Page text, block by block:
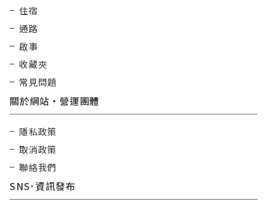
住宿
通路
啟事
收藏夾
常見問題
關於網站・營運團體
隱私政策
取消政策
聯絡我們
SNS･資訊發布